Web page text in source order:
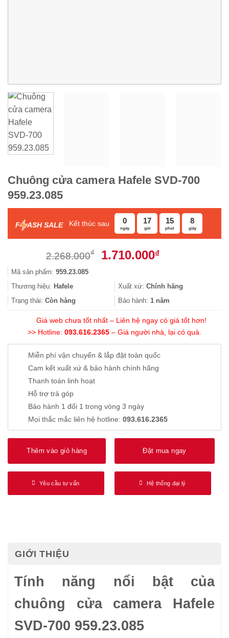
Chuông cửa camera Hafele SVD-700
959.23.085
F ASH SALE Kết thúc sau 0
ngày
17
giờ
15
phút
8
giây
2.268.000₫
Giá
2.268.000₫.
1.710.000₫Giá
là:
1.710.000₫.
Mã sản phẩm: 959.23.085
Thương hiệu: Hafele Xuất xứ: Chính hãng
Trạng thái: Còn hàng Bảo hành: 1 năm
Giá web chưa tốt nhất – Liên hệ ngay có giá tốt hơn!
>> Hotline: 093.616.2365 – Giá người nhà, lại có quà.
Miễn phí vận chuyển & lắp đặt toàn quốc
Cam kết xuất xứ & bảo hành chính hãng
Thanh toán linh hoạt
Hỗ trợ trả góp
Bảo hành 1 đổi 1 trong vòng 3 ngày
Mọi thắc mắc liên hệ hotline: 093.616.2365
Thêm vào giỏ hàng Đặt mua ngay
Yêu cầu tư vấn Hệ thống đại lý
GIỚI THIỆU
Tính năng nổi bật của
chuông cửa camera Hafele
SVD-700 959.23.085